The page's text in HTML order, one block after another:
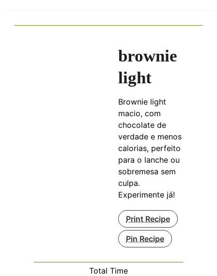
brownie
light
Brownie light
macio, com
chocolate de
verdade e menos
calorias, perfeito
para o lanche ou
sobremesa sem
culpa.
Experimente já!
Print Recipe
Pin Recipe
Total Time